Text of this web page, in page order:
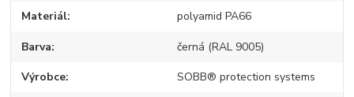
Materiál polyamid PA66
Barva černá (RAL 9005)
Výrobce SOBB® protection systems